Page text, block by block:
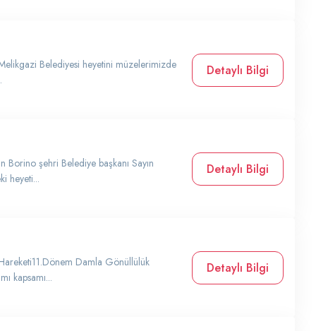
Belediyesi heyetini müzelerimizde
Detaylı Bilgi
Borino şehri Belediye başkanı Sayın
heyeti...
Detaylı Bilgi
Damla Gönüllülük
kapsamı...
Detaylı Bilgi